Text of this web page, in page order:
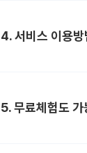
4. 서비스 이용
5. 무료체험도